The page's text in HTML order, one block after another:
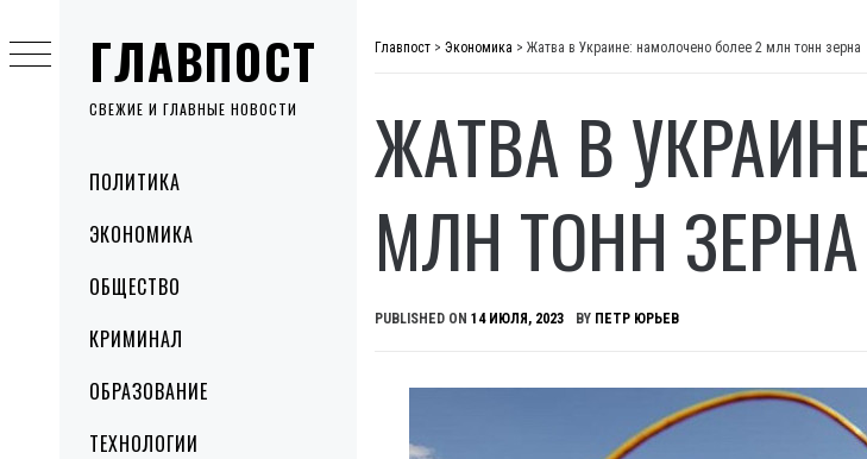
ГЛАВПОСТ
СВЕЖИЕ И ГЛАВНЫЕ НОВОСТИ
MenuПОЛИТИКА
ЭКОНОМИКА
ОБЩЕСТВО
КРИМИНАЛ
ОБРАЗОВАНИЕ
ТЕХНОЛОГИИ
to
content
Главпост > Экономика > Жатва в Украине: намолочено более 2 млн тонн зерна
ЖАТВА В
МЛН ТОНН ЗЕРНА
PUBLISHED ON 14 ИЮЛЯ, 2023 BY ПЕТР ЮРЬЕВ